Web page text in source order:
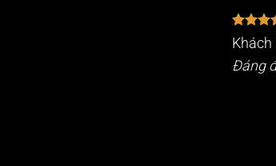
Được
hạng5
sao
Đáng